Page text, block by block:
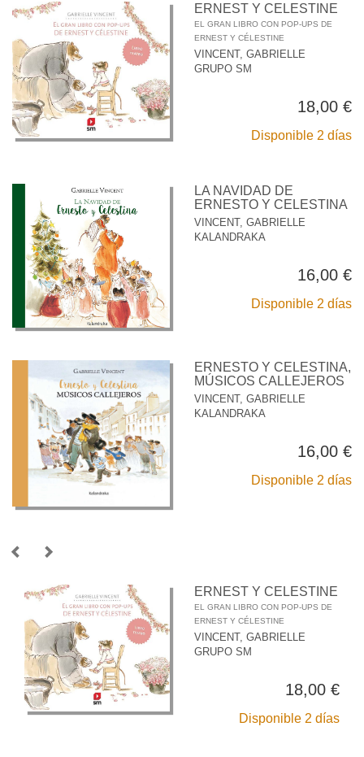
ERNEST Y CELESTINE
EL GRAN LIBRO CON POP-UPS DE
ERNEST Y CÉLESTINE
VINCENT, GABRIELLE
GRUPO SM
18,00 €
Disponible 2 días
LA NAVIDAD DE
ERNESTO Y CELESTINA
VINCENT, GABRIELLE
KALANDRAKA
16,00 €
Disponible 2 días
ERNESTO Y CELESTINA,
MÚSICOS CALLEJEROS
VINCENT, GABRIELLE
KALANDRAKA
16,00 €
Disponible 2 días
ERNEST Y CELESTINE
EL GRAN LIBRO CON POP-UPS DE
ERNEST Y CÉLESTINE
VINCENT, GABRIELLE
GRUPO SM
18,00 €
Disponible 2 días